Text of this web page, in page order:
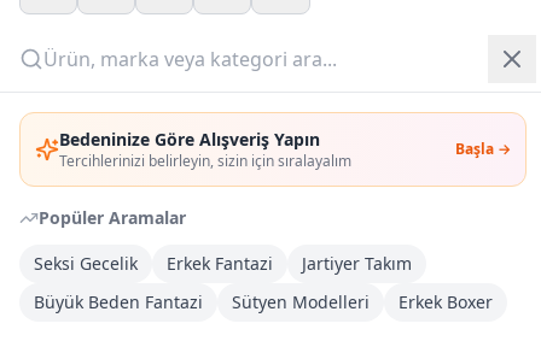
Bedeninize Göre Alışveriş Yapın
Tercihlerinizi belirleyin, sizin için sıralayalım
Başla →
Popüler Aramalar
Seksi Gecelik
Erkek Fantazi
Jartiyer Takım
Büyük Beden Fantazi
Sütyen Modelleri Erkek Boxer
OUTLET
Giriş Yap
Üye Ol
Adet:
Sepete Ekle
Şimdi Al
DHL Kargoya Teslim
Yarın kargoda